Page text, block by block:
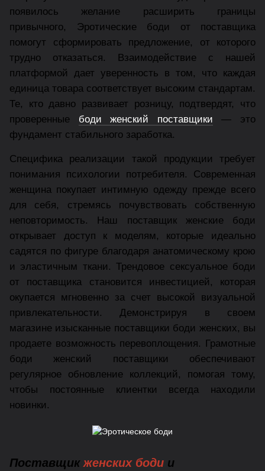
появилось желание расширить границы
привычного, Эротические боди от поставщика
помогут сформировать предложение, от которого
трудно отказаться. Взаимодействие с нашей
платформой дает уверенность в том, что каждая
единица товара соответствует высоким стандартам.
Те, кто давно развивает розницу, подтвердят, что
проверенные боди женский поставщики — это
фундамент стабильного заработка.
Специфика реализации такой продукции требует
понимания психологии потребителя. Современная
женщина покупает интимную одежду прежде всего
для себя, стремясь почувствовать собственную
неповторимость. Наш поставщик женские боди
открывает доступ к моделям, которые идеально
садятся по фигуре благодаря анатомическому крою
и эластичным ткани. Трендовое сексуальное боди
от поставщика становится инвестицией, которая
окупается мгновенно за счет высокой визуальной
привлекательности. Демонстрируя в своем
магазине изысканные поставщики боди женских, вы
продаете возможность перевоплощения. Грамотные
боди женский поставщики обеспечивают
регулярное обновление коллекций, помогая тому,
чтобы постоянные клиентки всегда находили
новинки.
Поставщикженских боди и